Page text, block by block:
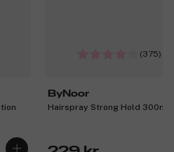
(375)
ByNoor
Hairspray Strong Hold 300ml